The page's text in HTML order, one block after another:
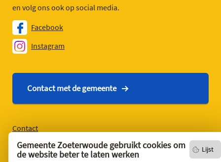
Lijst
Gemeente Zoeterwoude gebruikt cookies om
de website beter te laten werken
en volg ons ook op social media.
Facebook
Instagram
Contact met de gemeente
Contact
English version